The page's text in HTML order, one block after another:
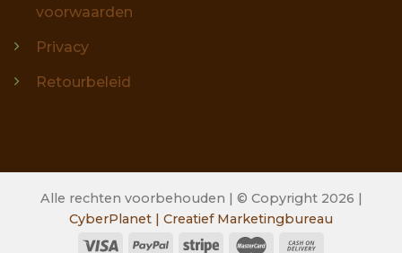
voorwaarden
Privacy
Retourbeleid
Alle rechten voorbehouden | © Copyright 2026 |
CyberPlanet | Creatief Marketingbureau